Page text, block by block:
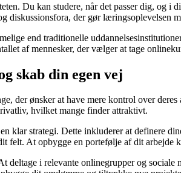
Du kan studere, når det passer dig, og
diskussionsfora, der gør læringsoplevelsen
end traditionelle
af mennesker, der vælger at tage
skab din egen vej
der ønsker at have mere kontrol over
hvilket mange finder attraktivt.
klar strategi. Dette inkluderer at definere
felt. At opbygge en portefølje af dit arbejde
i relevante onlinegrupper og